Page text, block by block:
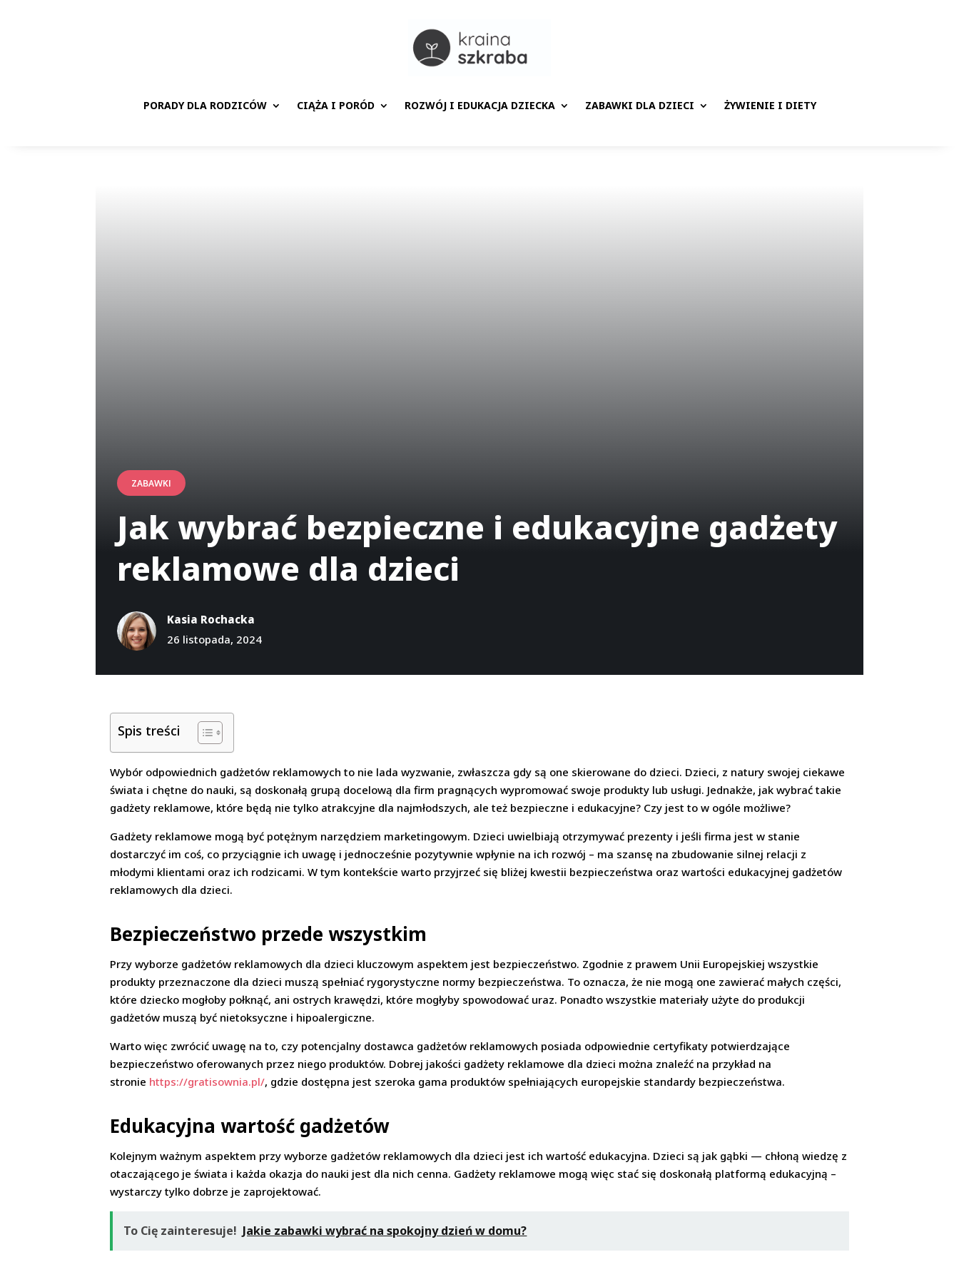
PORADY DLA RODZICÓW CIĄŻA I PORÓD ROZWÓJ I EDUKACJA DZIECKA ZABAWKI DLA DZIECI ŻYWIENIE I DIETY
ZABAWKI
Jak wybrać bezpieczne i edukacyjne gadżety
reklamowe dla dzieci
Kasia Rochacka
26 listopada, 2024
Spis treści
Wybór odpowiednich gadżetów reklamowych to nie lada wyzwanie, zwłaszcza gdy są one skierowane do dzieci. Dzieci, z natury swojej ciekawe
świata i chętne do nauki, są doskonałą grupą docelową dla firm pragnących wypromować swoje produkty lub usługi. Jednakże, jak wybrać takie
gadżety reklamowe, które będą nie tylko atrakcyjne dla najmłodszych, ale też bezpieczne i edukacyjne? Czy jest to w ogóle możliwe?
Gadżety reklamowe mogą być potężnym narzędziem marketingowym. Dzieci uwielbiają otrzymywać prezenty i jeśli firma jest w stanie
dostarczyć im coś, co przyciągnie ich uwagę i jednocześnie pozytywnie wpłynie na ich rozwój – ma szansę na zbudowanie silnej relacji z
młodymi klientami oraz ich rodzicami. W tym kontekście warto przyjrzeć się bliżej kwestii bezpieczeństwa oraz wartości edukacyjnej gadżetów
reklamowych dla dzieci.
Bezpieczeństwo przede wszystkim
Przy wyborze gadżetów reklamowych dla dzieci kluczowym aspektem jest bezpieczeństwo. Zgodnie z prawem Unii Europejskiej wszystkie
produkty przeznaczone dla dzieci muszą spełniać rygorystyczne normy bezpieczeństwa. To oznacza, że nie mogą one zawierać małych części,
które dziecko mogłoby połknąć, ani ostrych krawędzi, które mogłyby spowodować uraz. Ponadto wszystkie materiały użyte do produkcji
gadżetów muszą być nietoksyczne i hipoalergiczne.
Warto więc zwrócić uwagę na to, czy potencjalny dostawca gadżetów reklamowych posiada odpowiednie certyfikaty potwierdzające
bezpieczeństwo oferowanych przez niego produktów. Dobrej jakości gadżety reklamowe dla dzieci można znaleźć na przykład na
stronie https://gratisownia.pl/, gdzie dostępna jest szeroka gama produktów spełniających europejskie standardy bezpieczeństwa.
Edukacyjna wartość gadżetów
Kolejnym ważnym aspektem przy wyborze gadżetów reklamowych dla dzieci jest ich wartość edukacyjna. Dzieci są jak gąbki — chłoną wiedzę z
otaczającego je świata i każda okazja do nauki jest dla nich cenna. Gadżety reklamowe mogą więc stać się doskonałą platformą edukacyjną –
wystarczy tylko dobrze je zaprojektować.
To Cię zainteresuje! Jakie zabawki wybrać na spokojny dzień w domu?